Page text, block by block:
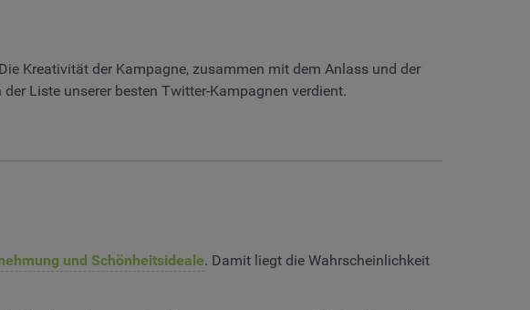
Kreativität der Kampagne, zusammen mit dem Anlass und der
Liste unserer besten Twitter-Kampagnen verdient.
und Schönheitsideale. Damit liegt die Wahrscheinlichkeit